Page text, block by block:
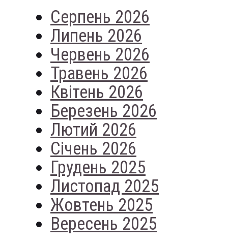
Серпень 2026
Липень 2026
Червень 2026
Травень 2026
Квітень 2026
Березень 2026
Лютий 2026
Січень 2026
Грудень 2025
Листопад 2025
Жовтень 2025
Вересень 2025